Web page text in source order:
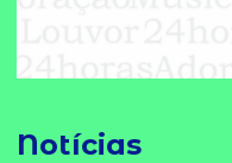
Notícias